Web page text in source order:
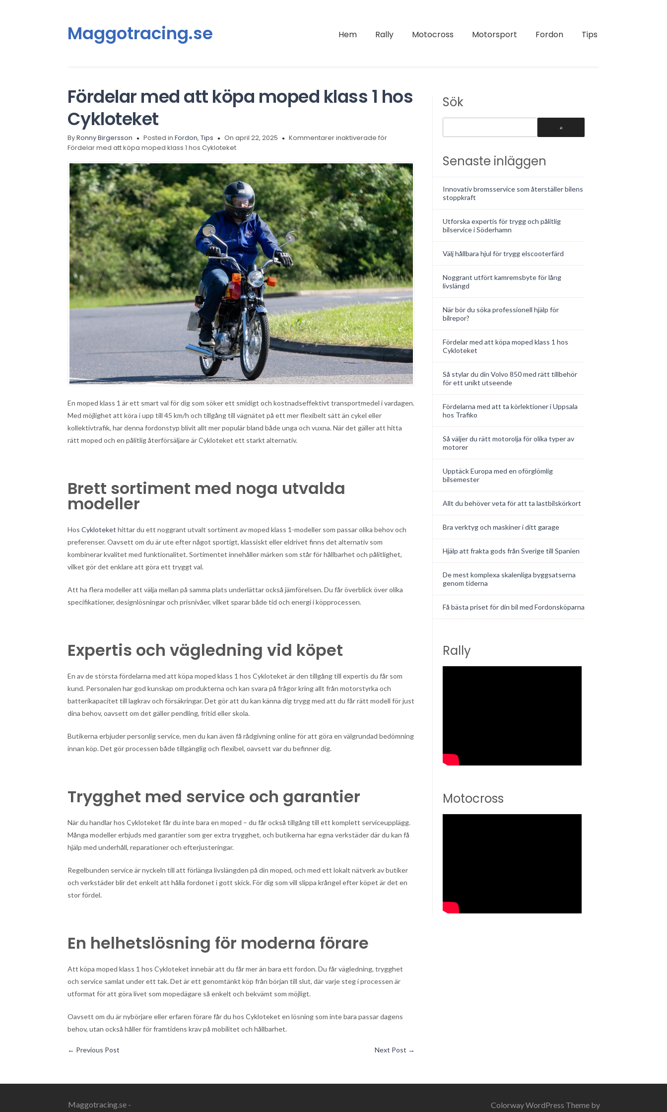
Maggotracing.se Hem Rally Motocross Motorsport Fordon Tips
Fördelar med att köpa moped klass 1 hos
Cykloteket
ByRonny Birgersson Posted in Fordon, Tips On april 22, 2025 Kommentarer inaktiverade för
Fördelar med att köpa moped klass 1 hos Cykloteket
En moped klass 1 är ett smart val för dig som söker ett smidigt och kostnadseffektivt transportmedel i vardagen.
Med möjlighet att köra i upp till 45 km/h och tillgång till vägnätet på ett mer flexibelt sätt än cykel eller
kollektivtrafik, har denna fordonstyp blivit allt mer populär bland både unga och vuxna. När det gäller att hitta
rätt moped och en pålitlig återförsäljare är Cykloteket ett starkt alternativ.
Brett sortiment med noga utvalda
modeller
Hos Cykloteket hittar du ett noggrant utvalt sortiment av moped klass 1-modeller som passar olika behov och
preferenser. Oavsett om du är ute efter något sportigt, klassiskt eller eldrivet finns det alternativ som
kombinerar kvalitet med funktionalitet. Sortimentet innehåller märken som står för hållbarhet och pålitlighet,
vilket gör det enklare att göra ett tryggt val.
Att ha flera modeller att välja mellan på samma plats underlättar också jämförelsen. Du får överblick över olika
specifikationer, designlösningar och prisnivåer, vilket sparar både tid och energi i köpprocessen.
Expertis och vägledning vid köpet
En av de största fördelarna med att köpa moped klass 1 hos Cykloteket är den tillgång till expertis du får som
kund. Personalen har god kunskap om produkterna och kan svara på frågor kring allt från motorstyrka och
batterikapacitet till lagkrav och försäkringar. Det gör att du kan känna dig trygg med att du får rätt modell för just
dina behov, oavsett om det gäller pendling, fritid eller skola.
Butikerna erbjuder personlig service, men du kan även få rådgivning online för att göra en välgrundad bedömning
innan köp. Det gör processen både tillgänglig och flexibel, oavsett var du befinner dig.
Trygghet med service och garantier
När du handlar hos Cykloteket får du inte bara en moped – du får också tillgång till ett komplett serviceupplägg.
Många modeller erbjuds med garantier som ger extra trygghet, och butikerna har egna verkstäder där du kan få
hjälp med underhåll, reparationer och efterjusteringar.
Regelbunden service är nyckeln till att förlänga livslängden på din moped, och med ett lokalt nätverk av butiker
och verkstäder blir det enkelt att hålla fordonet i gott skick. För dig som vill slippa krångel efter köpet är det en
stor fördel.
En helhetslösning för moderna förare
Att köpa moped klass 1 hos Cykloteket innebär att du får mer än bara ett fordon. Du får vägledning, trygghet
och service samlat under ett tak. Det är ett genomtänkt köp från början till slut, där varje steg i processen är
utformat för att göra livet som mopedägare så enkelt och bekvämt som möjligt.
Oavsett om du är nybörjare eller erfaren förare får du hos Cykloteket en lösning som inte bara passar dagens
behov, utan också håller för framtidens krav på mobilitet och hållbarhet.
← Previous Post Next Post →
Sök
Senaste inläggen
Innovativ bromsservice som återställer bilens
stoppkraft
Utforska expertis för trygg och pålitlig
bilservice i Söderhamn
Välj hållbara hjul för trygg elscooterfärd
Noggrant utfört kamremsbyte för lång
livslängd
När bör du söka professionell hjälp för
bilrepor?
Fördelar med att köpa moped klass 1 hos
Cykloteket
Så stylar du din Volvo 850 med rätt tillbehör
för ett unikt utseende
Fördelarna med att ta körlektioner i Uppsala
hos Trafiko
Så väljer du rätt motorolja för olika typer av
motorer
Upptäck Europa med en oförglömlig
bilsemester
Allt du behöver veta för att ta lastbilskörkort
Bra verktyg och maskiner i ditt garage
Hjälp att frakta gods från Sverige till Spanien
De mest komplexa skalenliga byggsatserna
genom tiderna
Få bästa priset för din bil med Fordonsköparna
Rally
Motocross
Maggotracing.se - Colorway WordPress Theme by